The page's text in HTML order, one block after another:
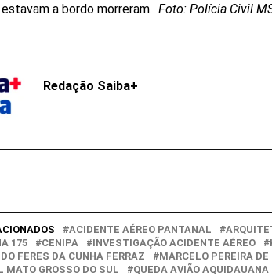
a bordo morreram. Foto: Polícia Civil
Redação Saiba+
ACIDENTE AÉREO PANTANAL
175
CENIPA INVESTIGAÇÃO ACIDENTE AÉREO
FERES DA CUNHA FERRAZ
MARCELO PEREIRA DE
MATO GROSSO DO SUL
QUEDA AVIÃO AQUIDAUANA